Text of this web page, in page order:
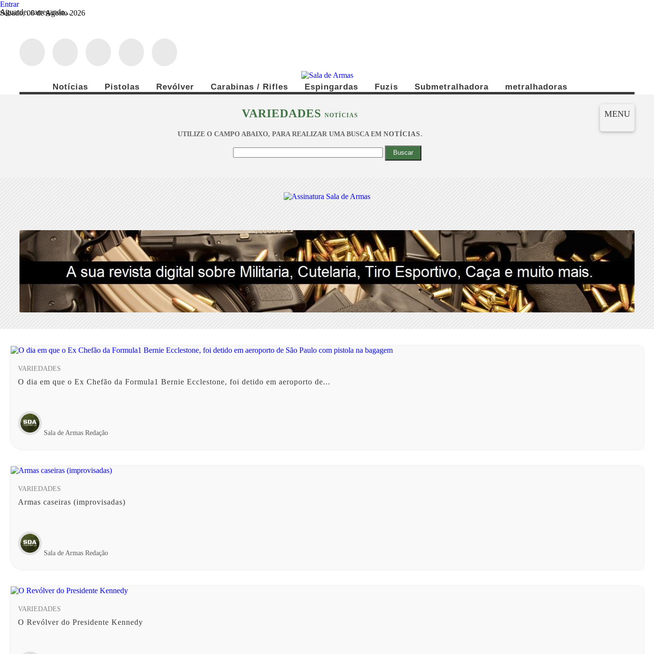
Aguarde, carregando...
Entrar
Sábado, 08 de Agosto 2026
MENU
Notícias Pistolas Revólver Carabinas / Rifles Espingardas Fuzis Submetralhadora metralhadoras
VARIEDADES NOTÍCIAS
UTILIZE O CAMPO ABAIXO, PARA REALIZAR UMA BUSCA EM NOTÍCIAS.
Buscar
VARIEDADES
O dia em que o Ex Chefão da Formula1 Bernie Ecclestone, foi detido em aeroporto de...
Sala de Armas Redação
VARIEDADES
Armas caseiras (improvisadas)
Sala de Armas Redação
VARIEDADES
O Revólver do Presidente Kennedy